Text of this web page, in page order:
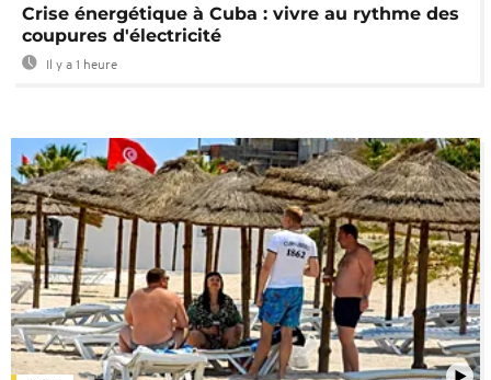
Crise énergétique à Cuba : vivre au rythme des
coupures d'électricité
Il y a 1 heure